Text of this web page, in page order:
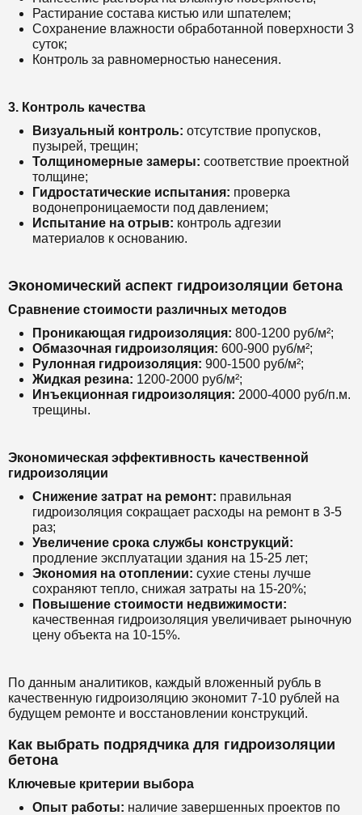
Растирание состава кистью или шпателем;
Сохранение влажности обработанной поверхности 3
суток;
Контроль за равномерностью нанесения.
3. Контроль качества
Визуальный контроль: отсутствие пропусков,
пузырей, трещин;
Толщиномерные замеры: соответствие проектной
толщине;
Гидростатические испытания: проверка
водонепроницаемости под давлением;
Испытание на отрыв: контроль адгезии
материалов к основанию.
Экономический аспект гидроизоляции бетона
Сравнение стоимости различных методов
Проникающая гидроизоляция: 800-1200 руб/м²;
Обмазочная гидроизоляция: 600-900 руб/м²;
Рулонная гидроизоляция: 900-1500 руб/м²;
Жидкая резина: 1200-2000 руб/м²;
Инъекционная гидроизоляция: 2000-4000 руб/п.м.
трещины.
Экономическая эффективность качественной
гидроизоляции
Снижение затрат на ремонт: правильная
гидроизоляция сокращает расходы на ремонт в 3-5
раз;
Увеличение срока службы конструкций:
продление эксплуатации здания на 15-25 лет;
Экономия на отоплении: сухие стены лучше
сохраняют тепло, снижая затраты на 15-20%;
Повышение стоимости недвижимости:
качественная гидроизоляция увеличивает рыночную
цену объекта на 10-15%.
По данным аналитиков, каждый вложенный рубль в
качественную гидроизоляцию экономит 7-10 рублей на
будущем ремонте и восстановлении конструкций.
Как выбрать подрядчика для гидроизоляции
бетона
Ключевые критерии выбора
Опыт работы: наличие завершенных проектов по